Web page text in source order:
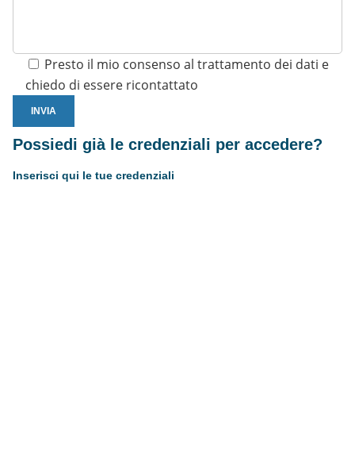
Presto il mio consenso al trattamento dei dati e
chiedo di essere ricontattato
Possiedi già le credenziali per accedere?
Inserisci qui le tue credenziali